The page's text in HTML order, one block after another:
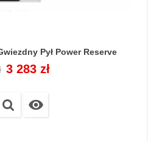
Pył Power Reserve
Cena
3 283 zł
